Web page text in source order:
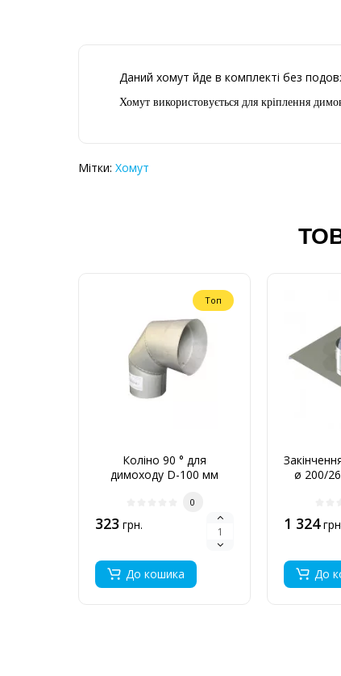
Даний хомут йде в комплекті без
Хомут використовується для кріплення
Мітки: Хомут
Топ
Коліно 90 ° для
димоходу D-100 мм
0
323 грн.
До кошика
ø 200/
1 324
До